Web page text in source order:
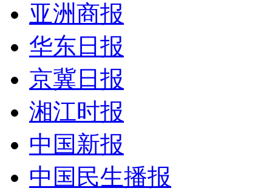
亚洲商报
华东日报
京冀日报
湘江时报
中国新报
中国民生播报